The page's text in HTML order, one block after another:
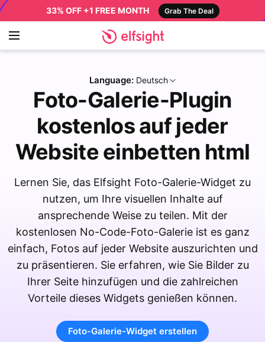
33% OFF +1 FREE MONTH Grab The Deal
Language: Deutsch
Foto-Galerie-Plugin
kostenlos auf jeder
Website einbetten html
Lernen Sie, das Elfsight Foto-Galerie-Widget zu
nutzen, um Ihre visuellen Inhalte auf
ansprechende Weise zu teilen. Mit der
kostenlosen No-Code-Foto-Galerie ist es ganz
einfach, Fotos auf jeder Website auszurichten und
zu präsentieren. Sie erfahren, wie Sie Bilder zu
Ihrer Seite hinzufügen und die zahlreichen
Vorteile dieses Widgets genießen können.
Foto-Galerie-Widget erstellen